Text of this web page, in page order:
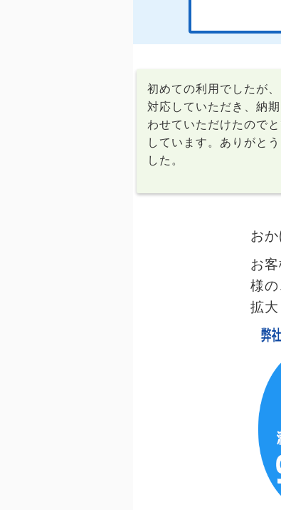
初めての利用でしたが、
対応していただき、納
わせていただけたので
しています。ありがと
した。
お
お
様
拡大